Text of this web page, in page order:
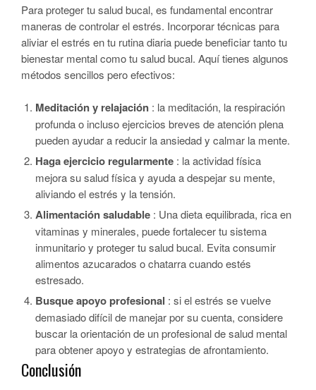
Para proteger tu salud bucal, es fundamental encontrar
maneras de controlar el estrés. Incorporar técnicas para
aliviar el estrés en tu rutina diaria puede beneficiar tanto tu
bienestar mental como tu salud bucal. Aquí tienes algunos
métodos sencillos pero efectivos:
Meditación y relajación : la meditación, la respiración
profunda o incluso ejercicios breves de atención plena
pueden ayudar a reducir la ansiedad y calmar la mente.
Haga ejercicio regularmente : la actividad física
mejora su salud física y ayuda a despejar su mente,
aliviando el estrés y la tensión.
Alimentación saludable : Una dieta equilibrada, rica en
vitaminas y minerales, puede fortalecer tu sistema
inmunitario y proteger tu salud bucal. Evita consumir
alimentos azucarados o chatarra cuando estés
estresado.
Busque apoyo profesional : si el estrés se vuelve
demasiado difícil de manejar por su cuenta, considere
buscar la orientación de un profesional de salud mental
para obtener apoyo y estrategias de afrontamiento.
Conclusión